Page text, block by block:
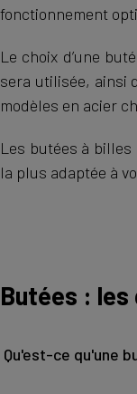
fonctionnement
Le choix d’une
sera utilisée, ainsi
modèles en acier
Les butées à
la plus adaptée à
Butées :
Qu'est-ce qu'une